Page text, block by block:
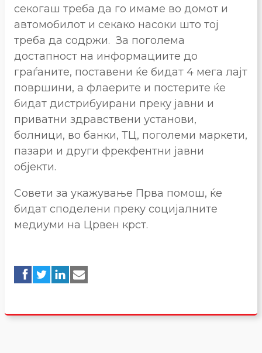
секогаш треба да го имаме во домот и
автомобилот и секако насоки што тој
треба да содржи. За поголема
достапност на информациите до
граѓаните, поставени ќе бидат 4 мега лајт
површини, а флаерите и постерите ќе
бидат дистрибуирани преку јавни и
приватни здравствени установи,
болници, во банки, ТЦ, поголеми маркети,
пазари и други фрекфентни јавни
објекти.
Совети за укажување Прва помош, ќе
бидат споделени преку социјалните
медиуми на Црвен крст.